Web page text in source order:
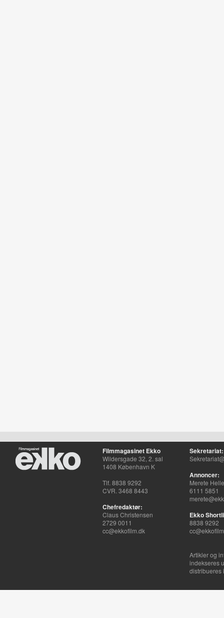
Filmmagasinet Ekko
Wildersgade 32, 2. sal
1408 København K
Tlf. 8838 9292
CVR. 3468 8443
Chefredaktør:
Claus Christensen
2729 0011
cc@ekkofilm.dk
Sekretariat:
Annoncer:
Merete
6111 5851
Ekko
8838 9292
Artikler og
indekseres
distribueres